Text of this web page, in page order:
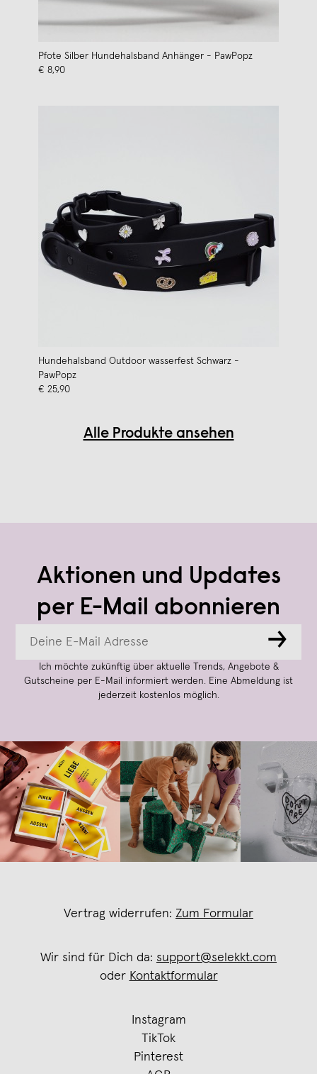
Pfote Silber Hundehalsband Anhänger - PawPopz
€ 8,90
Hundehalsband Outdoor wasserfest Schwarz -
PawPopz
€ 25,90
Alle Produkte ansehen
Aktionen und Updates
per E-Mail abonnieren
→
Ich möchte zukünftig über aktuelle Trends, Angebote &
Gutscheine per E-Mail informiert werden. Eine Abmeldung ist
jederzeit kostenlos möglich.
Vertrag widerrufen: Zum Formular
Wir sind für Dich da: support@selekkt.com
oder Kontaktformular
Instagram
TikTok
Pinterest